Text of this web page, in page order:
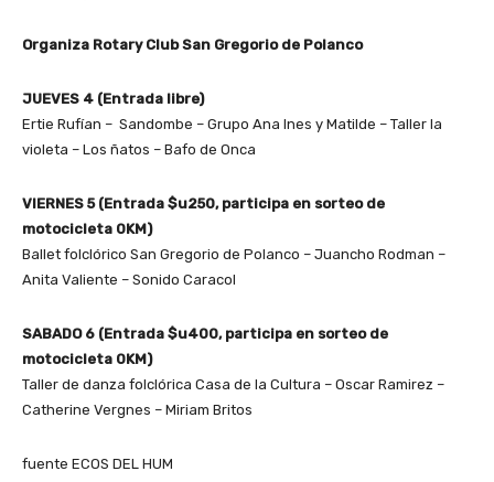
Organiza Rotary Club San Gregorio de Polanco
JUEVES 4 (Entrada libre)
Ertie Rufían – Sandombe – Grupo Ana Ines y Matilde – Taller la
violeta – Los ñatos – Bafo de Onca
VIERNES 5 (Entrada $u250, participa en sorteo de
motocicleta 0KM)
Ballet folclórico San Gregorio de Polanco – Juancho Rodman –
Anita Valiente – Sonido Caracol
SABADO 6 (Entrada $u400, participa en sorteo de
motocicleta 0KM)
Taller de danza folclórica Casa de la Cultura – Oscar Ramirez –
Catherine Vergnes – Miriam Britos
fuente ECOS DEL HUM